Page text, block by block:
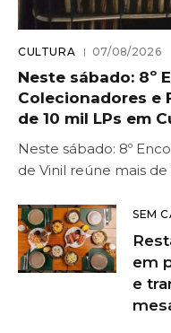
CULTURA 07/08/2026
Neste sábado: 8º
Colecionadores e
de 10 mil LPs em
Neste sábado: 8º
de Vinil reúne mais de
SEM
em
e